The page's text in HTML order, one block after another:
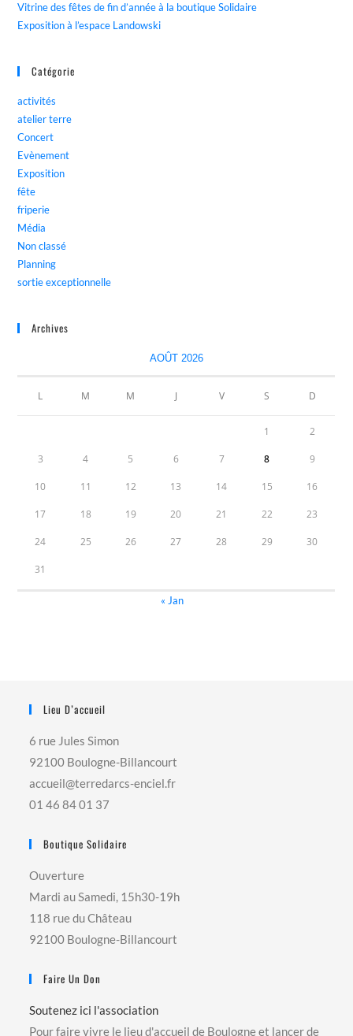
Vitrine des fêtes de fin d’année à la boutique Solidaire
Exposition à l’espace Landowski
Catégorie
activités
atelier terre
Concert
Evènement
Exposition
fête
friperie
Média
Non classé
Planning
sortie exceptionnelle
Archives
AOÛT 2026
L M M J V S D
1 2
3 4 5 6 7 8 9
10 11 12 13 14 15 16
17 18 19 20 21 22 23
24 25 26 27 28 29 30
31
« Jan
Lieu D’accueil
6 rue Jules Simon
92100 Boulogne-Billancourt
accueil@terredarcs-enciel.fr
01 46 84 01 37
Boutique Solidaire
Ouverture
Mardi au Samedi, 15h30-19h
118 rue du Château
92100 Boulogne-Billancourt
Faire Un Don
Soutenez ici l'association
Pour faire vivre le lieu d'accueil de Boulogne et lancer de